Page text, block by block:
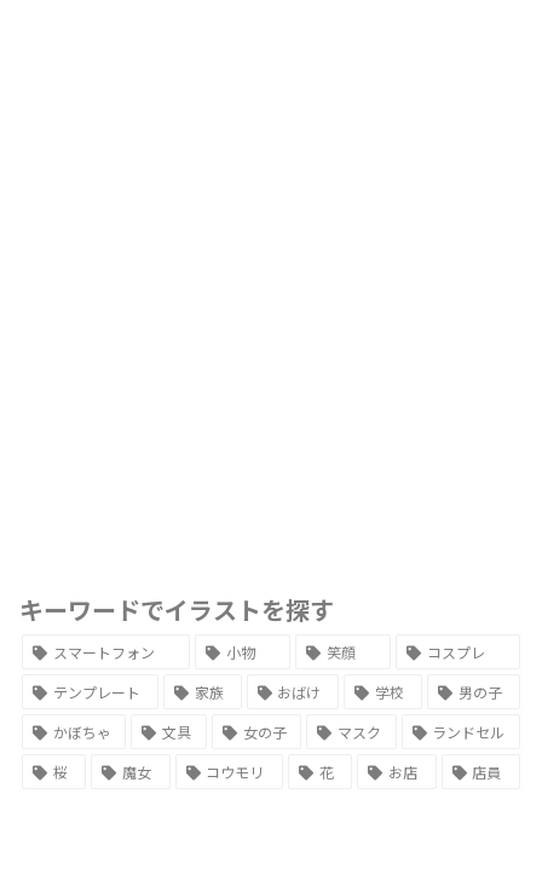
キーワードでイラストを探す
スマートフォン 小物 笑顔
コスプレ
テンプレート
家族 おばけ 学校
男の子
かぼちゃ
文具 女の子 マスク
ランドセル
桜
魔女 コウモリ 花 お店 店員